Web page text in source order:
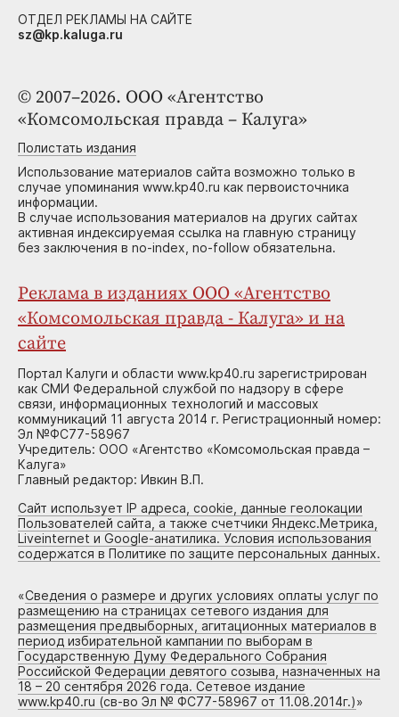
© 2007–2026. ООО «Агентство
«Комсомольская правда – Калуга»
Полистать издания
Использование материалов сайта возможно только в
случае упоминания www.kp40.ru как первоисточника
информации.
В случае использования материалов на других сайтах
активная индексируемая ссылка на главную страницу
без заключения в no-index, no-follow обязательна.
Реклама в изданиях ООО «Агентство
«Комсомольская правда - Калуга» и на
сайте
Портал Калуги и области www.kp40.ru зарегистрирован
как СМИ Федеральной службой по надзору в сфере
связи, информационных технологий и массовых
коммуникаций 11 августа 2014 г. Регистрационный номер:
Эл №ФС77-58967
Учредитель: ООО «Агентство «Комсомольская правда –
Калуга»
Главный редактор: Ивкин В.П.
Сайт использует IP адреса, cookie, данные геолокации
Пользователей сайта, а также счетчики Яндекс.Метрика,
Liveinternet и Google-анатилика. Условия использования
содержатся в Политике по защите персональных данных.
«Сведения о размере и других условиях оплаты услуг по
размещению на страницах сетевого издания для
размещения предвыборных, агитационных материалов в
период избирательной кампании по выборам в
Государственную Думу Федерального Собрания
Российской Федерации девятого созыва, назначенных на
18 – 20 сентября 2026 года. Сетевое издание
www.kp40.ru (св-во Эл № ФС77-58967 от 11.08.2014г.)»
ОТДЕЛ РЕКЛАМЫ НА САЙТЕ
sz@kp.kaluga.ru